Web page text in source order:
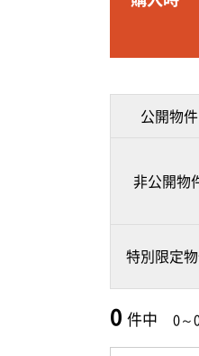
公開物件
非公開物
特別限定
0 件中 0～